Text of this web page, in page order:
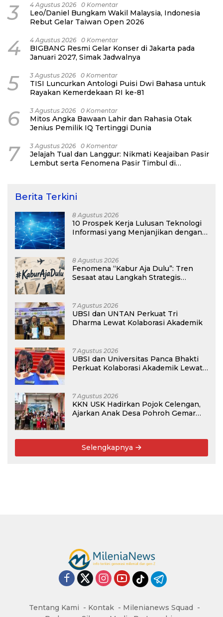
3 4 Agustus 2026 0 Komentar
Leo/Daniel Bungkam Wakil Malaysia, Indonesia
Rebut Gelar Taiwan Open 2026
4 4 Agustus 2026 0 Komentar
BIGBANG Resmi Gelar Konser di Jakarta pada
Januari 2027, Simak Jadwalnya
5 3 Agustus 2026 0 Komentar
TISI Luncurkan Antologi Puisi Dwi Bahasa untuk
Rayakan Kemerdekaan RI ke-81
6 3 Agustus 2026 0 Komentar
Mitos Angka Bawaan Lahir dan Rahasia Otak
Jenius Pemilik IQ Tertinggi Dunia
7 3 Agustus 2026 0 Komentar
Jelajah Tual dan Langgur: Nikmati Keajaiban Pasir
Lembut serta Fenomena Pasir Timbul di
Berita Terkini
8 Agustus 2026
10 Prospek Kerja Lulusan Teknologi
Informasi yang Menjanjikan dengan
8 Agustus 2026
Fenomena “Kabur Aja Dulu”: Tren
Sesaat atau Langkah Strategis
7 Agustus 2026
UBSI dan UNTAN Perkuat Tri
Dharma Lewat Kolaborasi Akademik
7 Agustus 2026
UBSI dan Universitas Panca Bhakti
Perkuat Kolaborasi Akademik Lewat
7 Agustus 2026
KKN USK Hadirkan Pojok Celengan,
Ajarkan Anak Desa Pohroh Gemar
Selengkapnya
Tentang Kami Kontak
Milenianews Squad